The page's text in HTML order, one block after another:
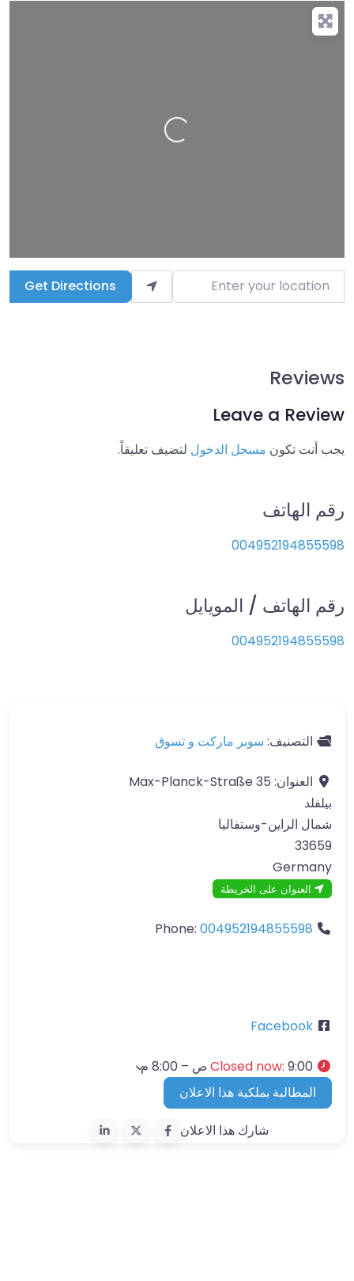
g
…
Enter your location
Get Directions
Reviews
Leave a Review
يجب أنت تكون مسجل الدخول لتضيف تعليقاً.
رقم الهاتف
004952194855598
رقم الهاتف / المويايل
004952194855598
التصنيف: سوبر ماركت و تسوق
العنوان: 35 Max-Planck-Straße
بيلفلد
شمال الراين-وستفاليا
33659
Germany
العنوان على الخريطة
Phone: 004952194855598
Facebook
Closed now: 9:00 ص – 8:00 م
المطالبة بملكية هذا الاعلان
شارك هذا الاعلان